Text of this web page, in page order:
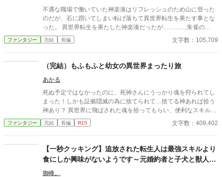
に頼む。断れば上乗せは無しでクビにする」 そう言われて俺に
何が言えよう、これで何回目か？ まぁ、薬師の扱いなどこんなも
のかもな。 この世界の薬師は、ただポーションを造るだけの職
業。 多岐に亘った薬を作るが、僧侶とは違い瞬時に体を癒す事
は出来ない。 普通は……。 異世界勇者巻き込まれ召喚から数
ず巡っている。 とんでもなく普通じゃないお師匠様に薬師の業を
仕込まれた弟子ロベルトの、危難、災難、巻き込まれ痛快世直し
幕！ ● ロベルトの独り言の多い作品です。ご了承お願いします。
● 世界観はひよこの想像力全開の世界です。
不遇な職場で働いていた神楽湊はリフレッシュのため山に登った
のだが、石に躓いてしまい転げ落ちて異世界転生を果たす事とな
った。 異世界転生を果たした神楽湊だったが…………朱雀の
卵！？ どうやら神獣に生まれ変わったようだ……。 前世で人だ
った記憶があり、新しい人生も人として行きたいと願った湊は、
朱雀エインフェリアの息子として生まれた湊は、名前アルマを与
えられ、妹クレアと弟ルークとともに育つ事となる。 朱雀との生
活を楽しんでいたアルマだったが、母エインフェリアの死と「世
界を見て回ってほしい」という頼みにより、妹弟と共に旅に出る
事を決意する。 そうしてアルマは新しい第二の人生を歩き始めた
のである。 究極スキル『道しるべ』を使い、地図を埋めつつ、色
ら採れたての素材で料理をしたりと自由を満喫しながらも、色ん
ファンタジー 完結 長編 文字数：105,709
（完結）もふもふと幼女の異世界まったり旅
あかる
死ぬ予定ではなかったのに、死神さんにうっかり魂を狩られてし
まった！しかも証拠隠滅の為に捨てられて…捨てる神あれば拾う
神あり？ 異世界に飛ばされた魂を拾ってもらい、便利なスキルも
貰えました！ 完結しました。ところで、何位だったのでしょう？
途中覗いた時は150～160位くらいでした。応援、ありがとうござ
お願いします。
ファンタジー 完結 長編 R15 文字数：409,402
【一秒クッキング】追放された転生人は最強スキルより
食にしか興味がないようです～元婚約者と子犬と獣人族
母娘との旅～
御峰。